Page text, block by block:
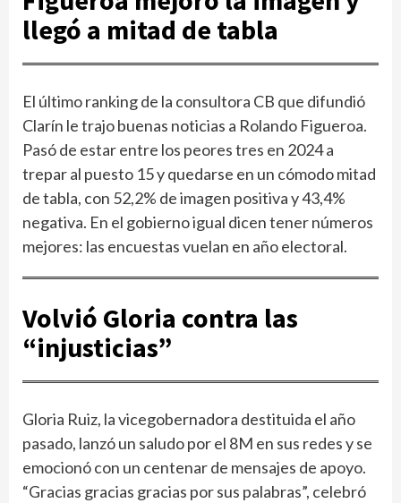
llegó a mitad de tabla
El último ranking de la consultora CB que difundió
Clarín le trajo buenas noticias a Rolando Figueroa.
Pasó de estar entre los peores tres en 2024 a
trepar al puesto 15 y quedarse en un cómodo mitad
de tabla, con 52,2% de imagen positiva y 43,4%
negativa. En el gobierno igual dicen tener números
mejores: las encuestas vuelan en año electoral.
Volvió Gloria contra las
“injusticias”
Gloria Ruiz, la vicegobernadora destituida el año
pasado, lanzó un saludo por el 8M en sus redes y se
emocionó con un centenar de mensajes de apoyo.
“Gracias gracias gracias por sus palabras”, celebró